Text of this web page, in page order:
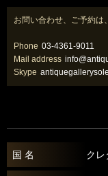
お問い合わせ、ご予約は
Phone 03-4361-9011
Mail address
Skype
国 名 クレ